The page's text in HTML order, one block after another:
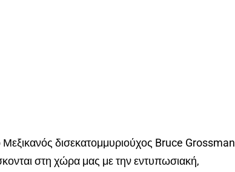
δισεκατομμυριούχος Bruce Grossman
στη χώρα μας με την εντυπωσιακή,